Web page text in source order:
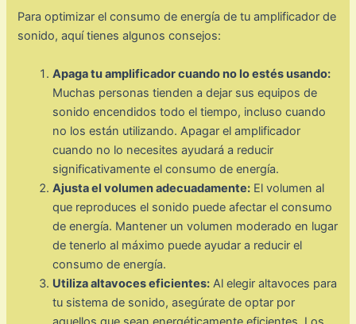
Para optimizar el consumo de energía de tu amplificador de
sonido, aquí tienes algunos consejos:
Apaga tu amplificador cuando no lo estés usando:
Muchas personas tienden a dejar sus equipos de
sonido encendidos todo el tiempo, incluso cuando
no los están utilizando. Apagar el amplificador
cuando no lo necesites ayudará a reducir
significativamente el consumo de energía.
Ajusta el volumen adecuadamente: El volumen al
que reproduces el sonido puede afectar el consumo
de energía. Mantener un volumen moderado en lugar
de tenerlo al máximo puede ayudar a reducir el
consumo de energía.
Utiliza altavoces eficientes: Al elegir altavoces para
tu sistema de sonido, asegúrate de optar por